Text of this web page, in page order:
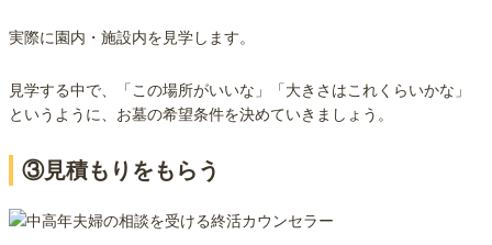
実際に園内・施設内を見学します。
見学する中で、「この場所がいいな」「大きさはこれくらいかな」
というように、お墓の希望条件を決めていきましょう。
③見積もりをもらう